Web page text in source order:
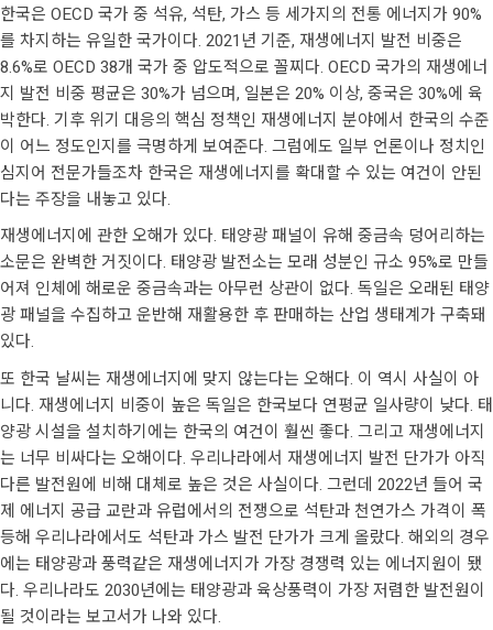
한국은 OECD 국가 중 석유, 석탄, 가스 등 세가지의 전통 에너지가 90%
를 차지하는 유일한 국가이다. 2021년 기준, 재생에너지 발전 비중은
8.6%로 OECD 38개 국가 중 압도적으로 꼴찌다. OECD 국가의 재생에너
지 발전 비중 평균은 30%가 넘으며, 일본은 20% 이상, 중국은 30%에 육
박한다. 기후 위기 대응의 핵심 정책인 재생에너지 분야에서 한국의 수준
이 어느 정도인지를 극명하게 보여준다. 그럼에도 일부 언론이나 정치인
심지어 전문가들조차 한국은 재생에너지를 확대할 수 있는 여건이 안된
다는 주장을 내놓고 있다.
재생에너지에 관한 오해가 있다. 태양광 패널이 유해 중금속 덩어리하는
소문은 완벽한 거짓이다. 태양광 발전소는 모래 성분인 규소 95%로 만들
어져 인체에 해로운 중금속과는 아무런 상관이 없다. 독일은 오래된 태양
광 패널을 수집하고 운반해 재활용한 후 판매하는 산업 생태계가 구축돼
있다.
또 한국 날씨는 재생에너지에 맞지 않는다는 오해다. 이 역시 사실이 아
니다. 재생에너지 비중이 높은 독일은 한국보다 연평균 일사량이 낮다. 태
양광 시설을 설치하기에는 한국의 여건이 훨씬 좋다. 그리고 재생에너지
는 너무 비싸다는 오해이다. 우리나라에서 재생에너지 발전 단가가 아직
다른 발전원에 비해 대체로 높은 것은 사실이다. 그런데 2022년 들어 국
제 에너지 공급 교란과 유럽에서의 전쟁으로 석탄과 천연가스 가격이 폭
등해 우리나라에서도 석탄과 가스 발전 단가가 크게 올랐다. 해외의 경우
에는 태양광과 풍력같은 재생에너지가 가장 경쟁력 있는 에너지원이 됐
다. 우리나라도 2030년에는 태양광과 육상풍력이 가장 저렴한 발전원이
될 것이라는 보고서가 나와 있다.